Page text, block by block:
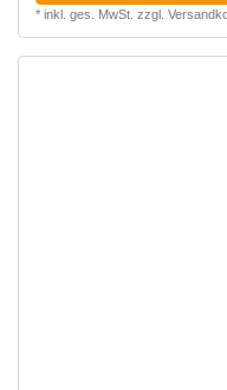
* inkl. ges. MwSt. zzgl.